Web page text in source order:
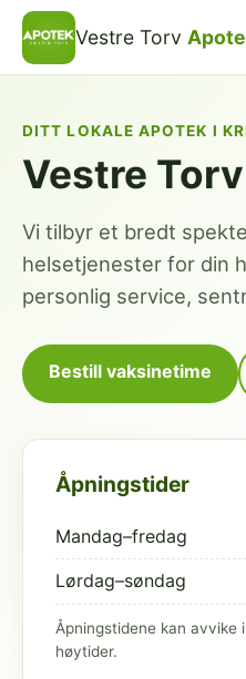
Vestre Torv
DITT LOKALE APOTEK I
Vestre
Vi tilbyr et bredt
helsetjenester for din
personlig service,
Bestill vaksinetime
Åpningstider
Mandag–fredag
Lørdag–søndag
Åpningstidene kan avvike
høytider.